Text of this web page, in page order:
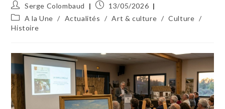
Auteur/autrice
de
la
publication :
Serge Colombaud
Publication
publiée :
13/05/2026
Post
category:
A la Une / Actualités / Art & culture / Culture /
Histoire